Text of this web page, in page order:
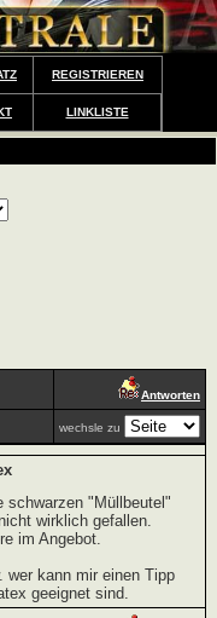
REGISTRIEREN
LINKLISTE
Antworten
wechsle zu
schwarzen "Müllbeutel"
wirklich gefallen.
im Angebot.
wer kann mir einen Tipp
geeignet sind.